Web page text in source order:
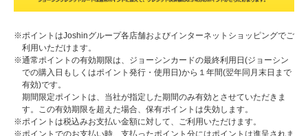
※ポイントはJoshinグループ各店舗およびインターネットショッピングでご
利用いただけます。
※通常ポイントの有効期限は、ジョーシンカードの最終利用日(ジョーシン
での購入日もしくはポイント発行・使用日)から１年間(翌年同月末日まで
有効)です。
期間限定ポイントは、当社が指定した期間のみ有効とさせていただきま
す。この有効期限を超えた場合、保有ポイントは失効します。
※ポイントは税込みお支払い金額に対して、ご利用いただけます。
※ポイントでのお支払い時、支払ったポイント分にはポイントは進呈されま